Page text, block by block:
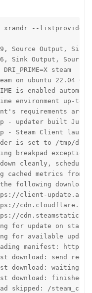
xrandr --listproviders
Source Output,
Sink Output, Source
steam
on ubuntu 22.04
is enabled
environment up-to-
requirements are
- updater built Jun
- Steam Client
is set to /tmp/
breakpad exception
cleanly,
cached metrics
following
client-
for update on
for available
manifest:
download: send
download: waiting
download: finished
skipped: /